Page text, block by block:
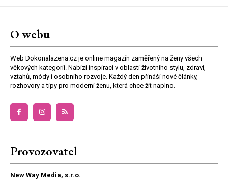
O webu
Web Dokonalazena.cz je online magazín zaměřený na ženy všech
věkových kategorií. Nabízí inspiraci v oblasti životního stylu, zdraví,
vztahů, módy i osobního rozvoje. Každý den přináší nové články,
rozhovory a tipy pro moderní ženu, která chce žít naplno.
Provozovatel
New Way Media, s.r.o.